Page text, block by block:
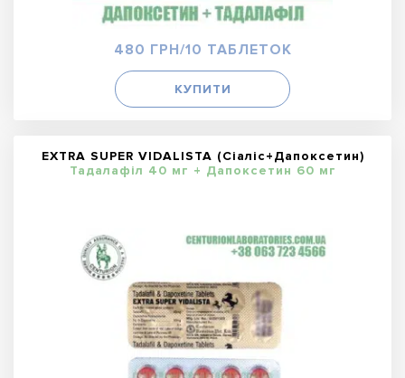
480 ГРН/10 ТАБЛЕТОК
КУПИТИ
EXTRA SUPER VIDALISTA (Сіаліс+Дапоксетин)
Тадалафіл 40 мг + Дапоксетин 60 мг